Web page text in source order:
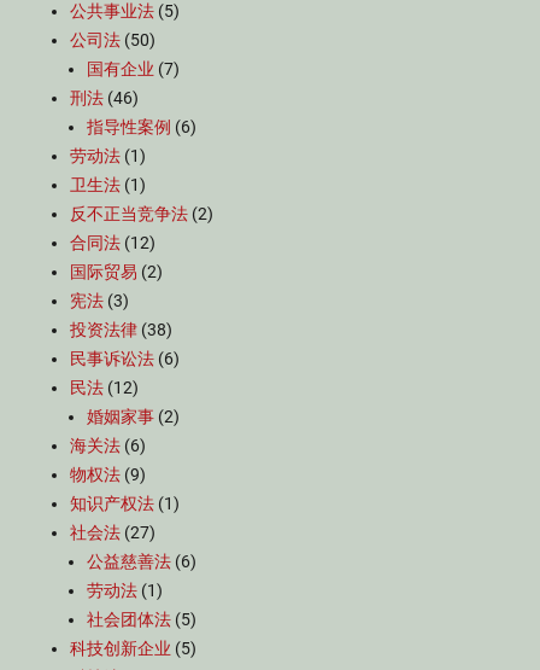
公共事业法 (5)
公司法 (50)
国有企业 (7)
刑法 (46)
指导性案例 (6)
劳动法 (1)
卫生法 (1)
反不正当竞争法 (2)
合同法 (12)
国际贸易 (2)
宪法 (3)
投资法律 (38)
民事诉讼法 (6)
民法 (12)
婚姻家事 (2)
海关法 (6)
物权法 (9)
知识产权法 (1)
社会法 (27)
公益慈善法 (6)
劳动法 (1)
社会团体法 (5)
科技创新企业 (5)